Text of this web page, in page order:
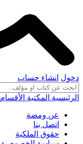
دخول انشاء حساب
الرئيسية المكتبة الأقسام
عن ومضة
اتصل بنا
حقوق الملكية